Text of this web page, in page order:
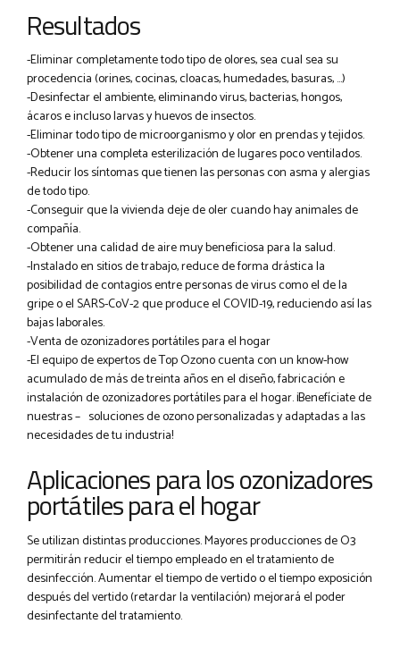
Resultados
-Eliminar completamente todo tipo de olores, sea cual sea su
procedencia (orines, cocinas, cloacas, humedades, basuras, …)
-Desinfectar el ambiente, eliminando virus, bacterias, hongos,
ácaros e incluso larvas y huevos de insectos.
-Eliminar todo tipo de microorganismo y olor en prendas y tejidos.
-Obtener una completa esterilización de lugares poco ventilados.
-Reducir los síntomas que tienen las personas con asma y alergias
de todo tipo.
-Conseguir que la vivienda deje de oler cuando hay animales de
compañía.
-Obtener una calidad de aire muy beneficiosa para la salud.
-Instalado en sitios de trabajo, reduce de forma drástica la
posibilidad de contagios entre personas de virus como el de la
gripe o el SARS-CoV-2 que produce el COVID-19, reduciendo así las
bajas laborales.
-Venta de ozonizadores portátiles para el hogar
-El equipo de expertos de Top Ozono cuenta con un know-how
acumulado de más de treinta años en el diseño, fabricación e
instalación de ozonizadores portátiles para el hogar. ¡Benefíciate de
nuestras – soluciones de ozono personalizadas y adaptadas a las
necesidades de tu industria!
Aplicaciones para los ozonizadores
portátiles para el hogar
Se utilizan distintas producciones. Mayores producciones de O3
permitirán reducir el tiempo empleado en el tratamiento de
desinfección. Aumentar el tiempo de vertido o el tiempo exposición
después del vertido (retardar la ventilación) mejorará el poder
desinfectante del tratamiento.